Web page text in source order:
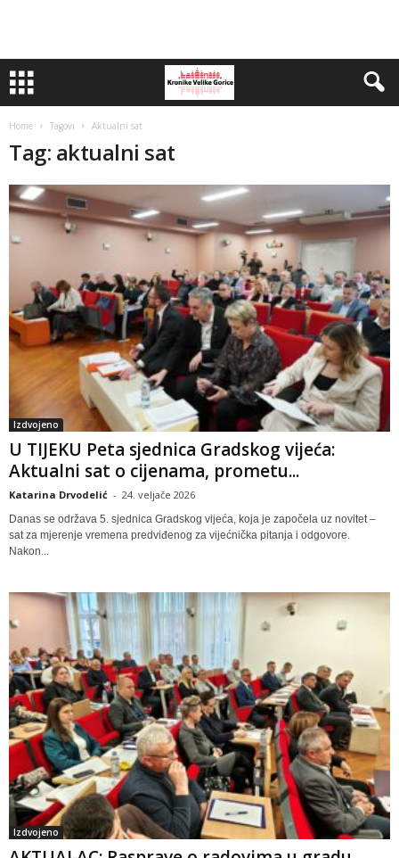
Home Tagovi Aktualni sat
Tag: aktualni sat
Izdvojeno
U TIJEKU Peta sjednica Gradskog vijeća:
Aktualni sat o cijenama, prometu...
Katarina Drvodelić - 24. veljače 2026
Danas se održava 5. sjednica Gradskog vijeća, koja je započela uz novitet –
sat za mjerenje vremena predviđenog za vijećnička pitanja i odgovore.
Nakon...
Izdvojeno